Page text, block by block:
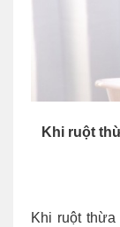
Khi ruột
Khi ruột